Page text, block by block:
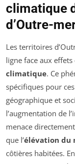
climatique
d’Outre-
Les territoires
ligne face aux
climatique. Ce
spécifiques pour
géographique et
l’augmentation de
menace
que l’élévation du
côtières habitées.